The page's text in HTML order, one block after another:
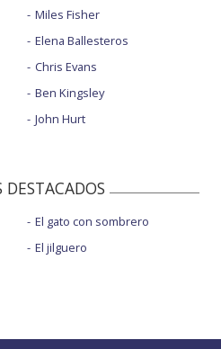
Miles Fisher
Elena Ballesteros
Chris Evans
Ben Kingsley
John Hurt
DESTACADOS
El gato con sombrero
El jilguero